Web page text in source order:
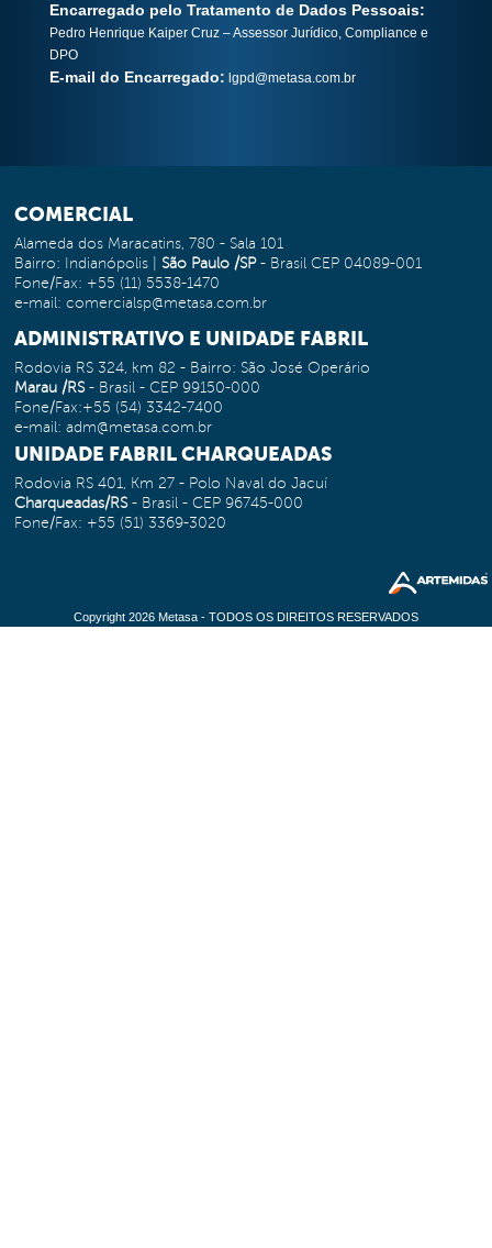
Encarregado pelo Tratamento de Dados Pessoais:
Pedro Henrique Kaiper Cruz – Assessor Jurídico, Compliance e
DPO
E-mail do Encarregado: lgpd@metasa.com.br
COMERCIAL
Alameda dos Maracatins, 780 - Sala 101
Bairro: Indianópolis | São Paulo /SP- Brasil CEP 04089-001
Fone/Fax: +55 (11) 5538-1470
e-mail: comercialsp@metasa.com.br
ADMINISTRATIVO E UNIDADE FABRIL
Rodovia RS 324, km 82 - Bairro: São José Operário
Marau /RS - Brasil - CEP 99150-000
Fone/Fax:+55 (54) 3342-7400
e-mail: adm@metasa.com.br
UNIDADE FABRIL CHARQUEADAS
Rodovia RS 401, Km 27 - Polo Naval do Jacuí
Charqueadas/RS- Brasil - CEP 96745-000
Fone/Fax: +55 (51) 3369-3020
Copyright 2026 Metasa - TODOS OS DIREITOS RESERVADOS